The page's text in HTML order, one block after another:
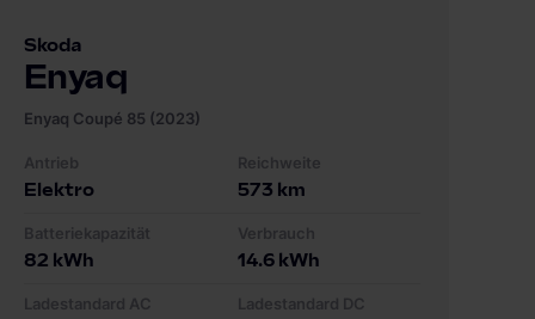
Skoda
Enyaq
Enyaq Coupé 85 (2023)
Antrieb
Elektro
Reichweite
573 km
Batteriekapazität
82 kWh
Verbrauch
14.6kWh
Ladestandard AC Ladestandard DC